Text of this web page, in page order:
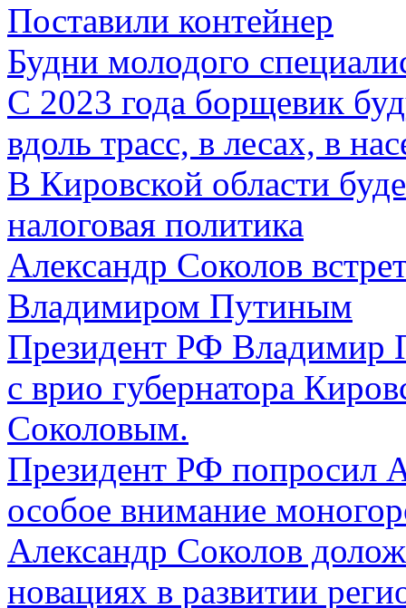
Поставили контейнер
Будни молодого
С 2023 года борщевик
вдоль трасс, в лесах, в
В Кировской области
налоговая политика
Александр Соколов
Владимиром Путиным
Президент РФ Владимир
с врио губернатора
Соколовым.
Президент РФ попросил
особое внимание
Александр Соколов
новациях в развитии